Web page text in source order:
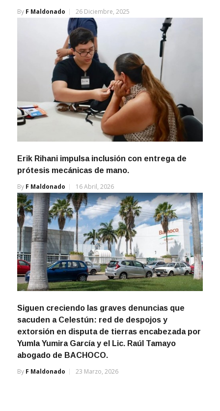
By F Maldonado 26 Diciembre, 2025
Erik Rihani impulsa inclusión con entrega de
prótesis mecánicas de mano.
By F Maldonado 16 Abril, 2026
Siguen creciendo las graves denuncias que
sacuden a Celestún: red de despojos y
extorsión en disputa de tierras encabezada por
Yumla Yumira García y el Lic. Raúl Tamayo
abogado de BACHOCO.
By F Maldonado 23 Marzo, 2026